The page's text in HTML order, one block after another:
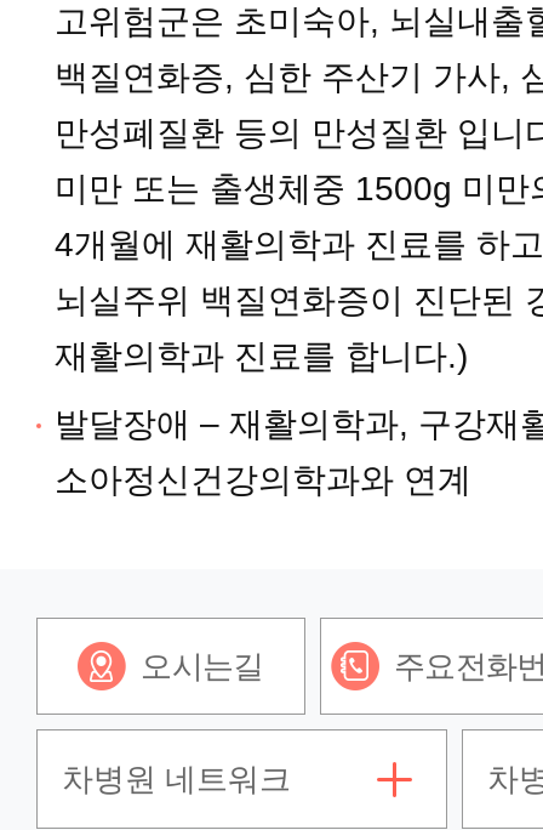
고위험군은 초미숙아, 뇌실내출
백질연화증, 심한 주산기 가사,
만성폐질환 등의 만성질환 입니
미만 또는 출생체중 1500g 미
4개월에 재활의학과 진료를 하
뇌실주위 백질연화증이 진단된
재활의학과 진료를 합니다.)
발달장애 – 재활의학과, 구강재
소아정신건강의학과와 연계
오시는길 주요전화
차병원 네트워크 차